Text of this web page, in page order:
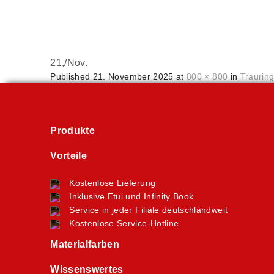
21,/Nov.
Published 21. November 2025 at800 × 800 in
Produkte
Vorteile
Kostenlose Lieferung
Inklusive Etui und Infinity Book
Service in jeder Filiale deutschlandweit
Kostenlose Service-Hotline
Materialfarben
Wissenswertes